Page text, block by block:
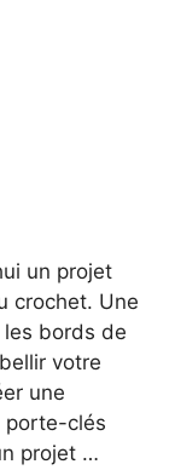
un projet
crochet. Une
les bords de
votre
une
porte-clés
projet …